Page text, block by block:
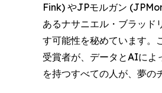
Fink) やJPモルガン
あるナサニエル・ブラッ
す可能性を秘めています。
受賞者が、データとAIによ
を持つすべての人が、夢の